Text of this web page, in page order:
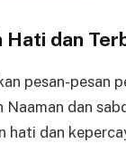
Hati dan
pesan-pesan
dan
dan